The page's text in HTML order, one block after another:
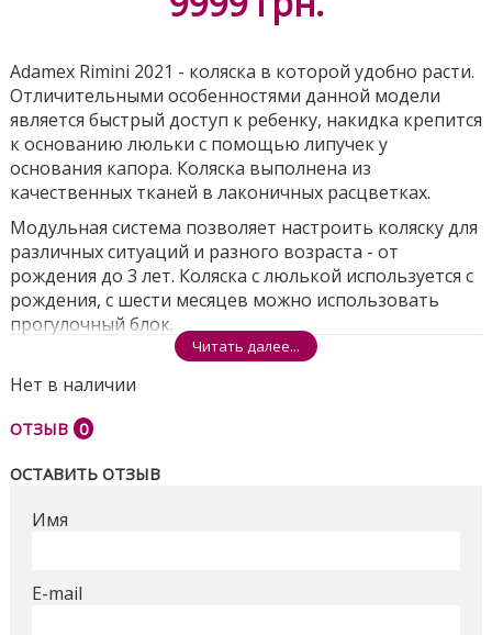
Adamex Rimini 2021 - коляска в которой удобно расти.
Отличительными особенностями данной модели
является быстрый доступ к ребенку, накидка крепится
к основанию люльки с помощью липучек у
основания капора. Коляска выполнена из
качественных тканей в лаконичных расцветках.
Модульная система позволяет настроить коляску для
различных ситуаций и разного возраста - от
рождения до 3 лет. Коляска с люлькой используется с
рождения, с шести месяцев можно использовать
прогулочный блок.
Люлька коляски имеет внешнюю регулировку
высоты подголовника и вентиляцию дна. К другим
люльку, и чехол с высоким отворотом и прозрачным
имеет горизонтальное положение спинки и
ребёнка, которое обеспечит комфортное
Читать далее...
Нет в наличии
ОТЗЫВ 0
ОСТАВИТЬ ОТЗЫВ
Имя
E-mail